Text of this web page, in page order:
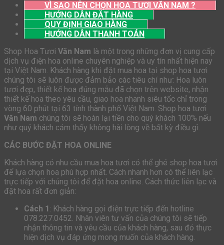
VÌ SAO NÊN CHỌN HOA TƯƠI VĂN NAM ?
HƯỚNG DẪN ĐẶT HÀNG
QUY ĐỊNH GIAO HÀNG
HƯỚNG DẪN THANH TOÁN
Shop Hoa Tươi Văn Nam là một trong những đơn vị cung cấp
dịch vụ điện hoa online chuyên nghiệp và uy tín nhất hiện nay
tại Việt Nam. Khách hàng khi đặt mua hoa tại shop hoa tươi
chúng tôi sẽ luôn được đảm bảo các tiêu chí như: Hoa luôn
tươi đẹp, thiết kế hoa đúng mẫu đã chọn trên website, nhận
thiết kế hoa theo yêu cầu, giao hoa nhanh siêu tốc chỉ trong
vòng 60 phút tại 63 tỉnh thành phố Việt Nam. Shop hoa tươi
Văn Nam chúng tôi sẽ hoàn lại tiền cho quý khách 100% nếu
như quý khách cảm thấy không hài lòng về bất kỳ điều gì.
CÁC BƯỚC ĐẶT HOA ONLINE
Khách hàng có nhu cầu mua hoa tươi có thể ghé shop hoa tươi
để lựa chọn hoa phù hợp nhất. Cách nhanh hơn có thể liên lạc
trực tiếp với chúng tôi để đặt hoa online. Cách thức liên lạc và
đặt hoa rất đơn giản:
Cách 1 : Khách hàng gọi điện trực tiếp đến hotline
078.227.0452. Nhân viên tư vấn của chúng tôi sẽ tiếp
nhận thông tin và yêu cầu của khách hàng, sau đó thực
hiện dịch vụ đáp ứng mong muốn của khách hàng.